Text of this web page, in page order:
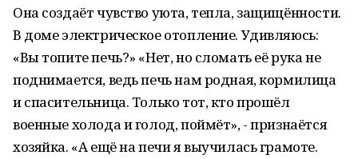
Она создаёт чувство уюта, тепла, защищённости.
В доме электрическое отопление. Удивляюсь:
«Вы топите печь?» «Нет, но сломать её рука не
поднимается, ведь печь нам родная, кормилица
и спасительница. Только тот, кто прошёл
военные холода и голод, поймёт», - признаётся
хозяйка. «А ещё на печи я выучилась грамоте.